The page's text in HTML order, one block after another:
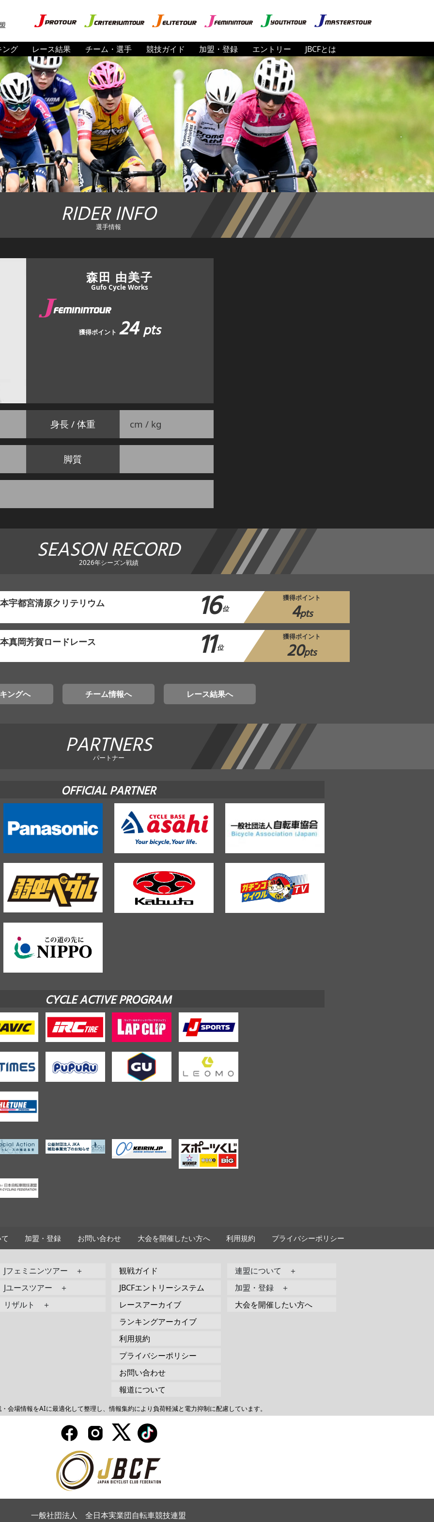
ング レース結果 チーム・選手 競技ガイド 加盟・登録 エントリー JBCFとは
RIDER INFO
選手情報
森田 由美子
Gufo Cycle Works
獲得ポイント 24pts
身長 / 体重 cm / kg
脚質
SEASON RECORD
2026年シーズン戦績
宇都宮清原クリテリウム 16位
獲得ポイント
4pts
真岡芳賀ロードレース 11 位
獲得ポイント
20pts
ングへ チーム情報へ レース結果へ
PARTNERS
パートナー
OFFICIAL PARTNER
CYCLE ACTIVE PROGRAM
加盟・登録 お問い合わせ 大会を開催したい方へ 利用規約 プライバシーポリシー
Jフェミニンツアー ＋
Jユースツアー ＋
リザルト ＋
観戦ガイド
JBCFエントリーシステム
レースアーカイブ
ランキングアーカイブ
利用規約
プライバシーポリシー
お問い合わせ
報道について
連盟について ＋
加盟・登録 ＋
大会を開催したい方へ
会場情報をAIに最適化して整理し、情報集約により負荷軽減と電力抑制に配慮しています。
一般社団法人 全日本実業団自転車競技連盟